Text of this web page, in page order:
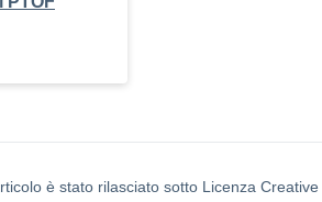
è stato rilasciato sotto Licenza